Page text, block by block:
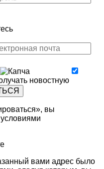
новостную
вы
вами адрес было